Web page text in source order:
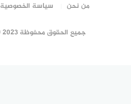
من نحن سياسة الخصوصية
جميع الحقوق محفوظة 2023 © عالم النصيحة